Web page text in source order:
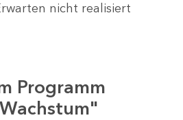
nicht realisiert
Programm